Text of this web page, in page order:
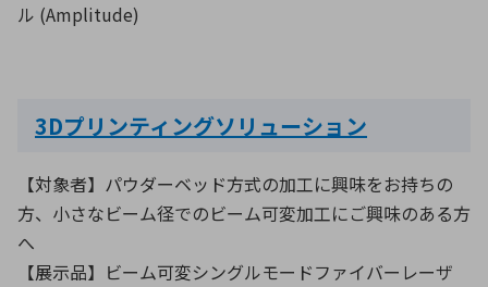
ル (Amplitude)
3Dプリンティングソリューション
【対象者】パウダーベッド方式の加工に興味をお持ちの
方、小さなビーム径でのビーム可変加工にご興味のある方
へ
【展示品】ビーム可変シングルモードファイバーレーザ